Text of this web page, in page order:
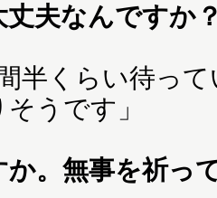
夫なんですか
半くらい待っ
うです」
。無事を祈っ